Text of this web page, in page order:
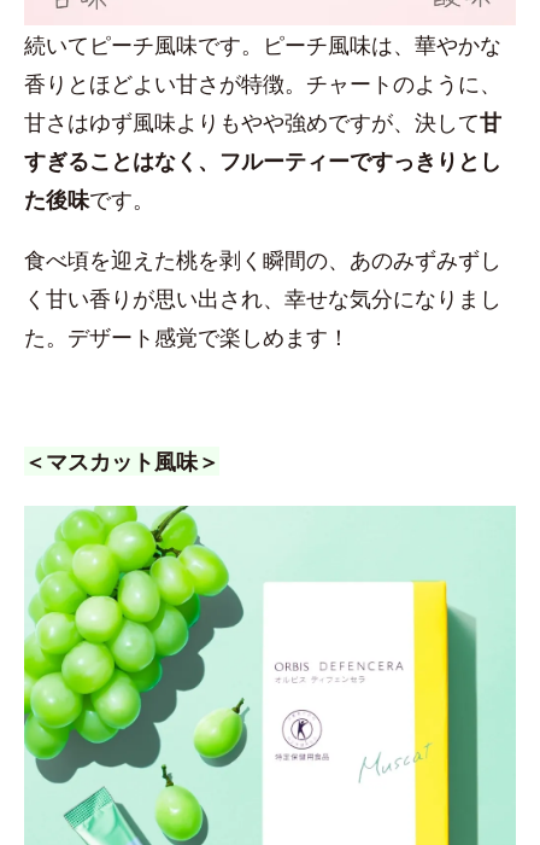
続いてピーチ風味です。ピーチ風味は、華やかな
香りとほどよい甘さが特徴。チャートのように、
甘さはゆず風味よりもやや強めですが、決して甘
すぎることはなく、フルーティーですっきりとし
た後味です。
食べ頃を迎えた桃を剥く瞬間の、あのみずみずし
く甘い香りが思い出され、幸せな気分になりまし
た。デザート感覚で楽しめます！
＜マスカット風味＞